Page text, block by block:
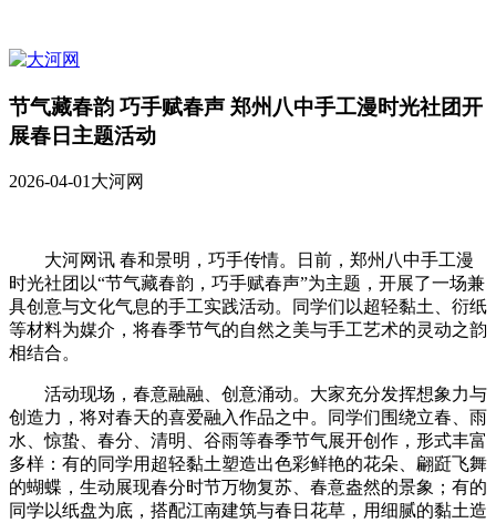
节气藏春韵 巧手赋春声 郑州八中手工漫时光社团开
展春日主题活动
2026-04-01大河网
大河网讯 春和景明，巧手传情。日前，郑州八中手工漫
时光社团以“节气藏春韵，巧手赋春声”为主题，开展了一场兼
具创意与文化气息的手工实践活动。同学们以超轻黏土、衍纸
等材料为媒介，将春季节气的自然之美与手工艺术的灵动之韵
相结合。
活动现场，春意融融、创意涌动。大家充分发挥想象力与
创造力，将对春天的喜爱融入作品之中。同学们围绕立春、雨
水、惊蛰、春分、清明、谷雨等春季节气展开创作，形式丰富
多样：有的同学用超轻黏土塑造出色彩鲜艳的花朵、翩跹飞舞
的蝴蝶，生动展现春分时节万物复苏、春意盎然的景象；有的
同学以纸盘为底，搭配江南建筑与春日花草，用细腻的黏土造